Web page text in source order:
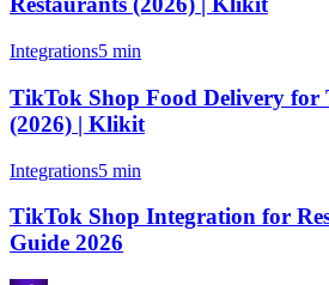
Integrations5 min
TikTok Shop Food Delivery for
(2026) | Klikit
Integrations5 min
TikTok Shop Integration for
Guide 2026